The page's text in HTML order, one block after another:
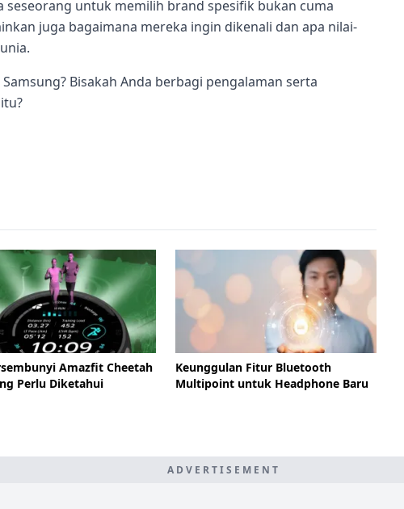
seseorang untuk memilih brand spesifik bukan cuma
juga bagaimana mereka ingin dikenali dan apa nilai-
Bisakah Anda berbagi pengalaman serta
Amazfit Cheetah
Perlu Diketahui
Keunggulan Fitur Bluetooth
Multipoint untuk Headphone Baru
ADVERTISEMENT